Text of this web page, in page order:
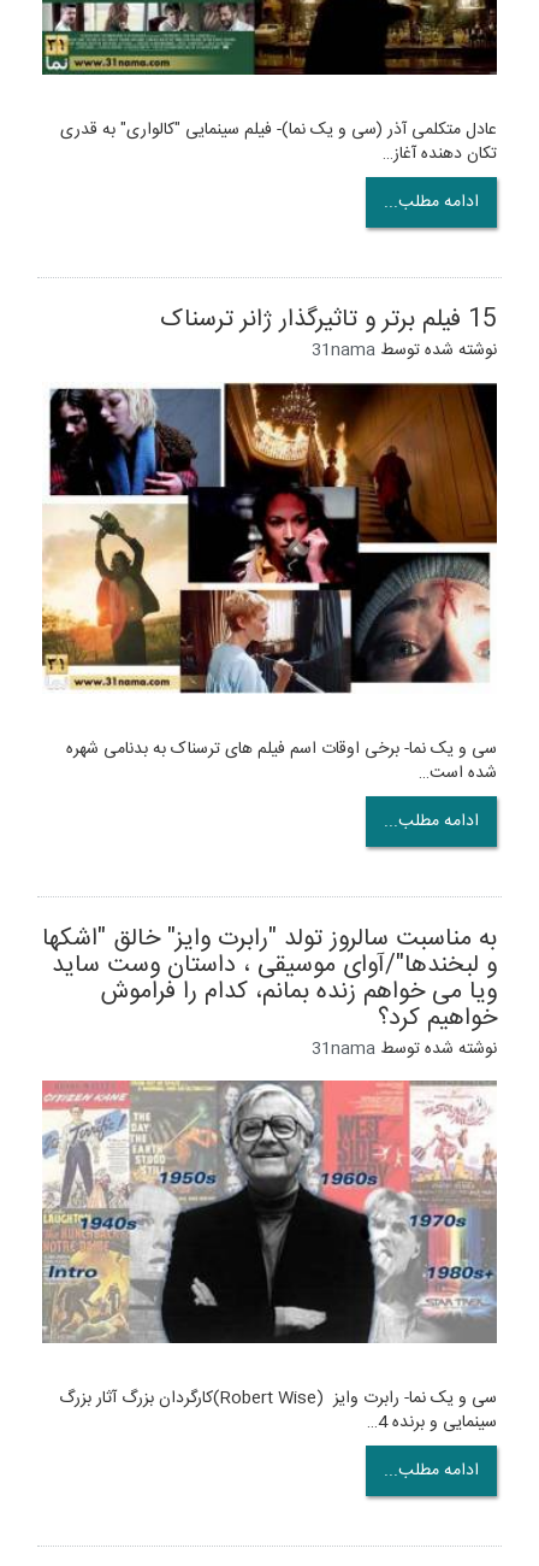
عادل متکلمی آذر (سی و یک نما)- فیلم سینمایی "کالواری" به قدری
تکان دهنده آغاز…
ادامه مطلب...
15 فیلم برتر و تاثیرگذار ژانر ترسناک
نوشته شده توسط 31nama
سی و یک نما- برخی اوقات اسم فیلم های ترسناک به بدنامی شهره
شده است…
ادامه مطلب...
به مناسبت سالروز تولد "رابرت وایز" خالق "اشکها
و لبخندها"/آوای موسیقی ، داستان وست ساید
ویا می خواهم زنده بمانم، کدام را فراموش
خواهیم کرد؟
نوشته شده توسط 31nama
سی و یک نما- رابرت وایز (Robert Wise)کارگردان بزرگ آثار بزرگ
سینمایی و برنده 4…
ادامه مطلب...